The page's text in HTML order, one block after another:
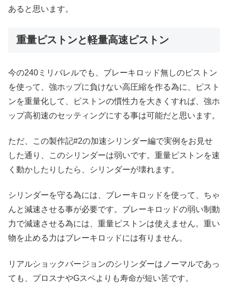
あると思います。
重量ピストンと軽量高速ピストン
今の240ミリバレルでも、ブレーキロッド無しのピストン
を使って、強ホップに負けない高圧縮を作る為に、ピスト
ンを重量化して、ピストンの慣性力を大きくすれば、強ホ
ップ高初速のセッティングにする事は可能だと思います。
ただ、この製作記#2の加速シリンダー編で実例をお見せ
した通り、このシリンダーは弱いです。重量ピストンを速
く動かしたりしたら、シリンダーが壊れます。
シリンダーを守る為には、ブレーキロッドを使って、ちゃ
んと減速させる事が必要です。ブレーキロッドの弱い制動
力で減速させる為には、重量ピストンは使えません。重い
物を止める力はブレーキロッドには有りません。
リアルショックバージョンのシリンダーはノーマルであっ
ても、プロスナやGスペよりも寿命が短い筈です。